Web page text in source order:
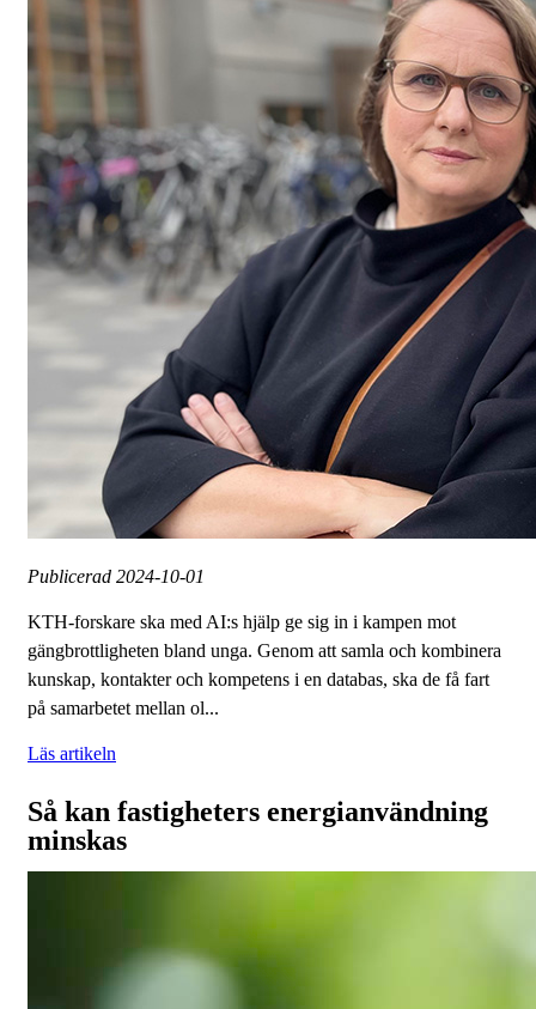
Publicerad 2024-10-01
KTH-forskare ska med AI:s hjälp ge sig in i kampen mot
gängbrottligheten bland unga. Genom att samla och kombinera
kunskap, kontakter och kompetens i en databas, ska de få fart
på samarbetet mellan ol...
Läs artikeln
Så kan fastigheters energianvändning
minskas